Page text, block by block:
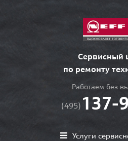
Сервисный
по ремонту
Работаем без
(495) 137-
Услуги